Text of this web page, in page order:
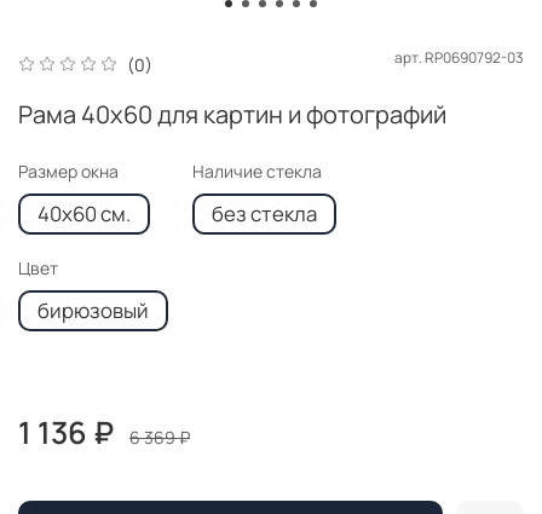
(0) арт.RP0690792-03
Рама 40x60 для картин и фотографий
Размер окна
40x60 см.
Наличие стекла
без стекла
Цвет
бирюзовый
1 136 ₽ 6 369 ₽